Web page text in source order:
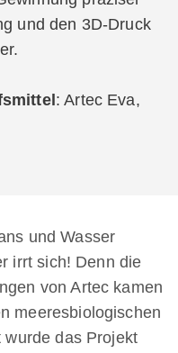
und den 3D-Druck
: Artec Eva,
und Wasser
irrt sich! Denn die
von Artec kamen
meeresbiologischen
wurde das Projekt